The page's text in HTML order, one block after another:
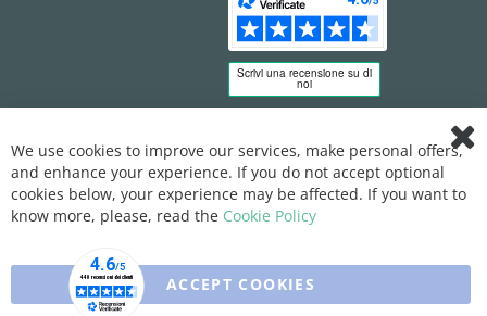
Bar
We use cookies to improve our services, make personal offers,
and enhance your experience. If you do not accept optional
cookies below, your experience may be affected. If you want to
know more, please, read the Cookie Policy
ACCEPT COOKIES